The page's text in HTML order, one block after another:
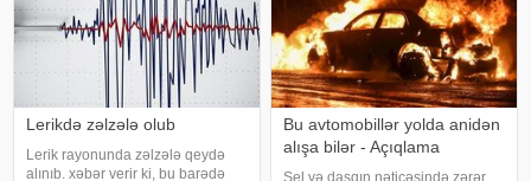
Lerikdə zəlzələ olub
Lerik rayonunda zəlzələ qeydə
alınıb. xəbər verir ki, bu barədə
Bu avtomobillər yolda anidən
alışa bilər - Açıqlama
Sel və daşqın nəticəsində zərər